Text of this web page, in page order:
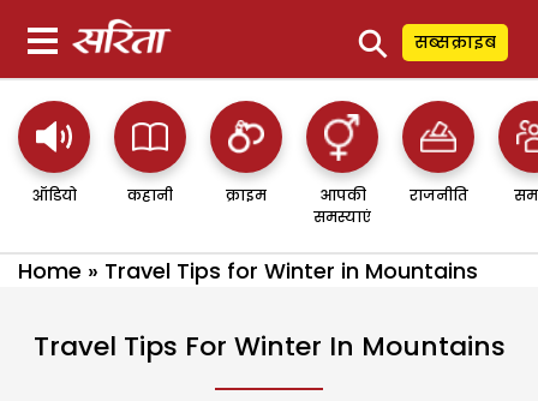
⚲ सब्सक्राइब
ऑडियो कहानी क्राइम
आपकी
समस्याएं
राजनीति
Home » Travel Tips for Winter in Mountains
Travel Tips For Winter In Mountains